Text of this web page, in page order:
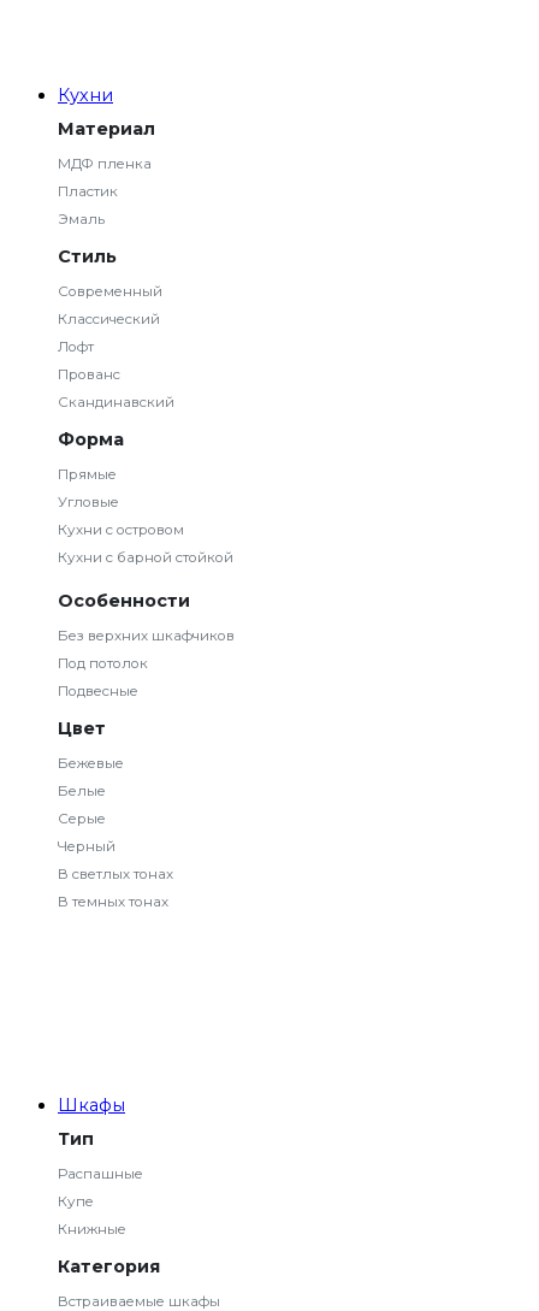
Кухни
Материал
МДФ пленка
Пластик
Эмаль
Стиль
Современный
Классический
Лофт
Прованс
Скандинавский
Форма
Прямые
Угловые
Кухни с островом
Кухни с барной стойкой
Особенности
Без верхних шкафчиков
Под потолок
Подвесные
Цвет
Бежевые
Белые
Серые
Черный
В светлых тонах
В темных тонах
Шкафы
Тип
Распашные
Купе
Книжные
Категория
Встраиваемые шкафы